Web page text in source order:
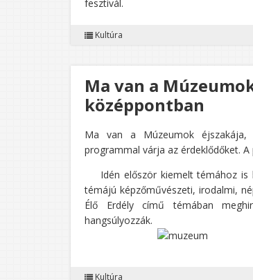
fesztivál.
Kultúra
Ma van a
középpontban
Ma van a Múzeumok éjszakája,
programmal várja az érdeklődőket.
Idén először kiemelt témához is
témájú képzőművészeti, irodalmi,
Élő Erdély című témában
hangsúlyozzák.
Kultúra